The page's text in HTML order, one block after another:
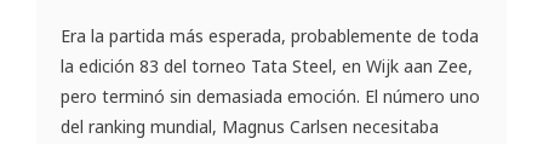
Era la partida más esperada, probablemente de toda
la edición 83 del torneo Tata Steel, en Wijk aan Zee,
pero terminó sin demasiada emoción. El número uno
del ranking mundial, Magnus Carlsen necesitaba